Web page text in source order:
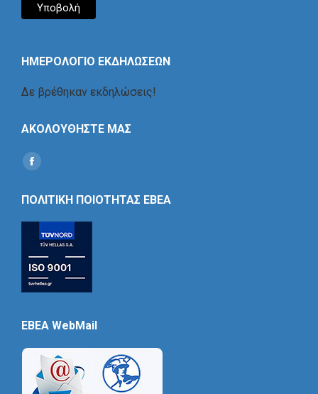
ΗΜΕΡΟΛΟΓΙΟ ΕΚΔΗΛΩΣΕΩΝ
Δε βρέθηκαν εκδηλώσεις!
ΑΚΟΛΟΥΘΗΣΤΕ ΜΑΣ
Find us on:
Social
ΠΟΛΙΤΙΚΗ ΠΟΙΟΤΗΤΑΣ ΕΒΕΑ
EBEA WebMail